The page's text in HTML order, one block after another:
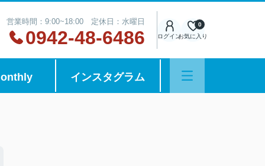
営業時間：9:00~18:00 定休日：水曜日
0942-48-6486 ログインお気に入り
0
インスタグラム